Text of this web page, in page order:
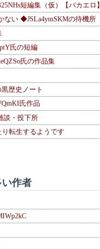
短編集（仮）【バカエロ】
ない ◆JSLa4ymSKMの待機所
氏の短編
氏の作品集
歴史ノート
氏作品
談・投下所
転生するようです
作者